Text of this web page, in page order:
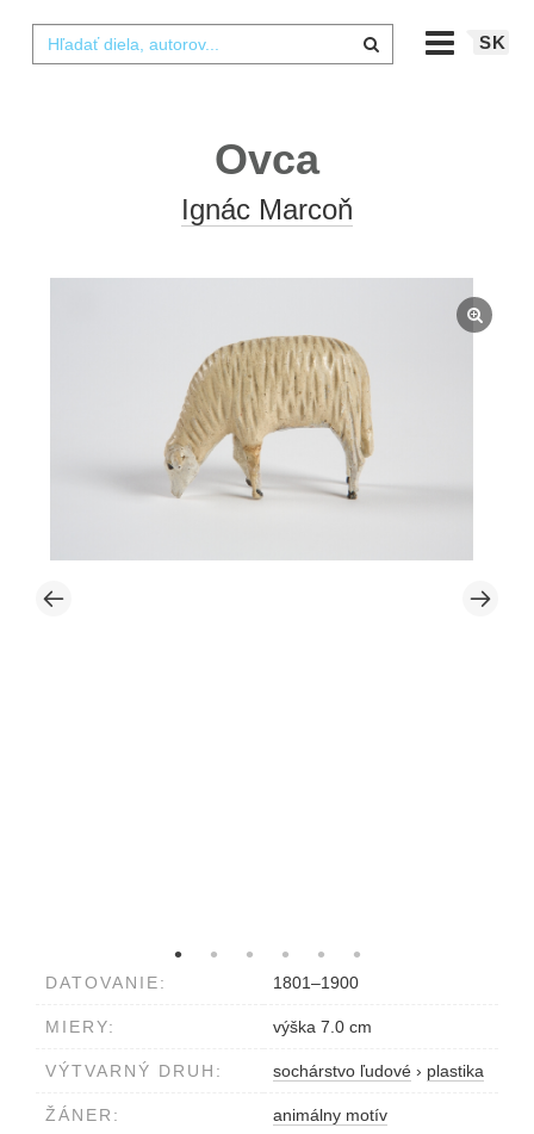
SK
Ovca
Ignác Marcoň
DATOVANIE: 1801–1900
MIERY: výška 7.0 cm
VÝTVARNÝ DRUH: sochárstvo ľudové › plastika
ŽÁNER: animálny motív